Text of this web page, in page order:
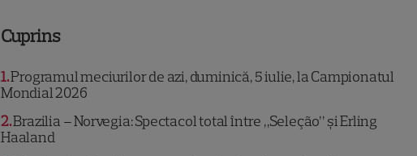
Cuprins
1Programul meciurilor de azi, duminică, 5 iulie, la Campionatul
Mondial 2026
2Brazilia – Norvegia: Spectacol total între „Seleção” și Erling
Haaland